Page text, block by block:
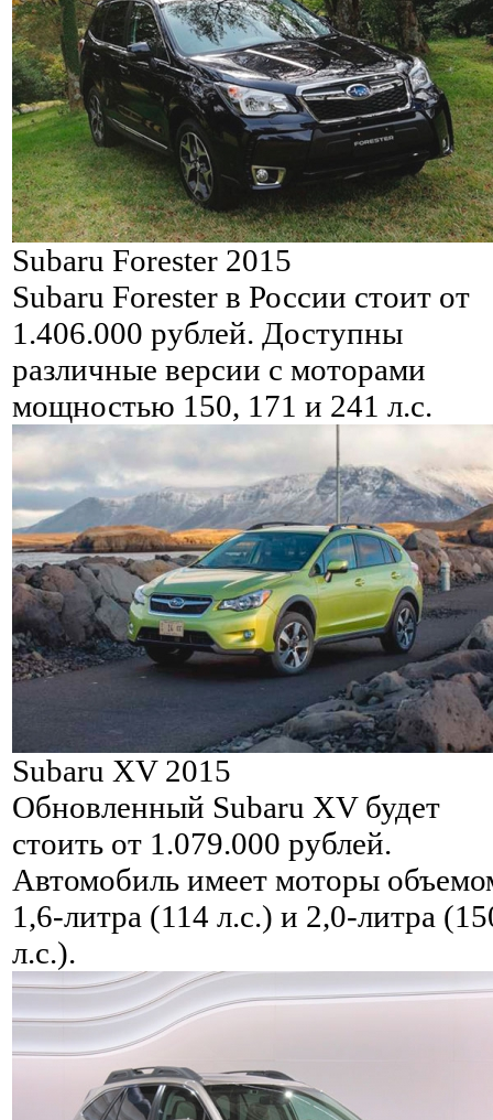
Subaru Forester 2015
Subaru Forester в России стоит от
1.406.000 рублей. Доступны
различные версии с моторами
мощностью 150, 171 и 241 л.с.
Subaru XV 2015
Обновленный Subaru XV будет
стоить от 1.079.000 рублей.
Автомобиль имеет моторы
1,6-литра (114 л.с.) и 2,0-литра
л.с.).